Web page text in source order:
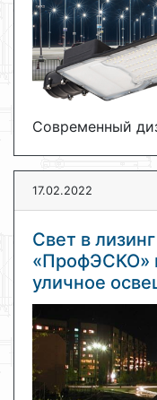
Cовременный
17.02.2022
Свет в
«ПрофЭСКО»
уличное